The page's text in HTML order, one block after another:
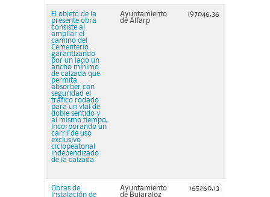
El objeto de la
presente obra
consiste al
ampliar el
camino del
Cementerio
garantizando
por un lado un
ancho mínimo
de calzada que
permita
absorber con
seguridad el
tráfico rodado
para un vial de
doble sentido y
al mismo tiempo,
incorporando un
carril de uso
exclusivo
ciclopeatonal
independizado
de la calzada.
Ayuntamiento
de Alfarp
197046,36
Obras de
instalación de
Ayuntamiento
de Bujaraloz
165260,13